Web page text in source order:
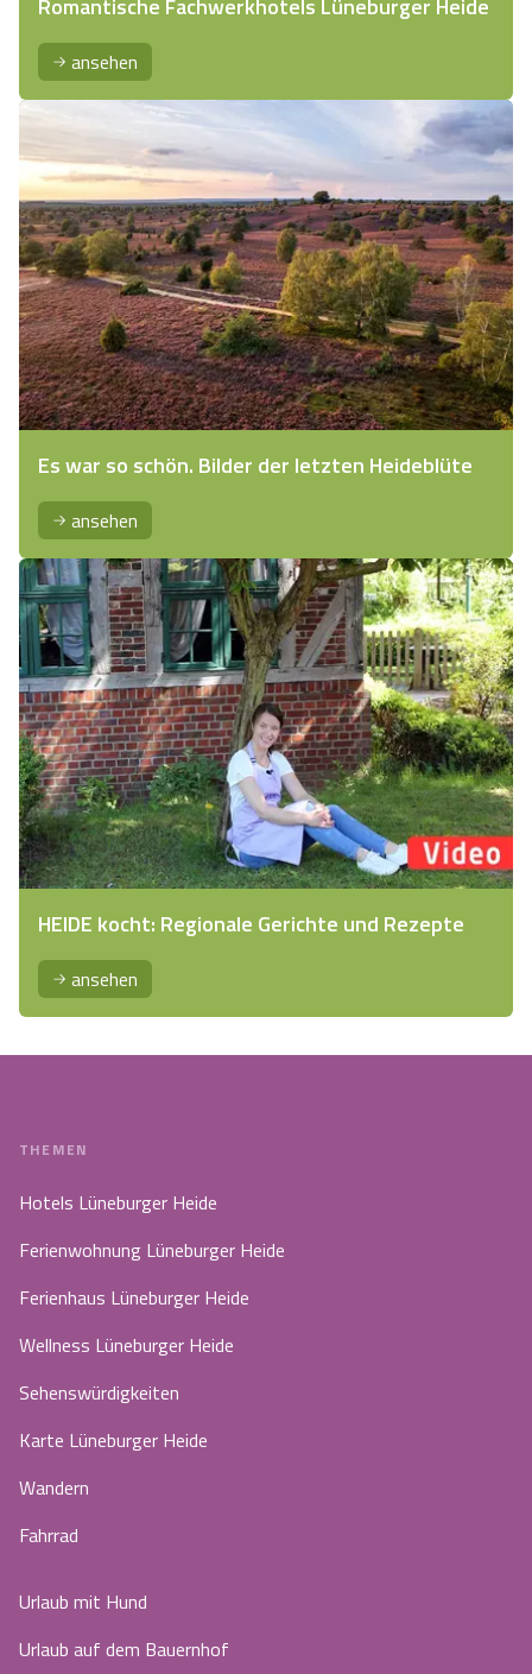
Romantische Fachwerkhotels Lüneburger Heide
ansehen
Es war so schön. Bilder der letzten Heideblüte
ansehen
HEIDE kocht: Regionale Gerichte und Rezepte
ansehen
THEMEN
Hotels Lüneburger Heide
Ferienwohnung Lüneburger Heide
Ferienhaus Lüneburger Heide
Wellness Lüneburger Heide
Sehenswürdigkeiten
Karte Lüneburger Heide
Wandern
Fahrrad
Urlaub mit Hund
Urlaub auf dem Bauernhof